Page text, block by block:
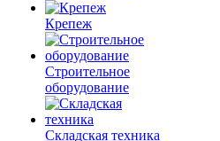
Крепеж
Строительное
оборудование
Складская техника